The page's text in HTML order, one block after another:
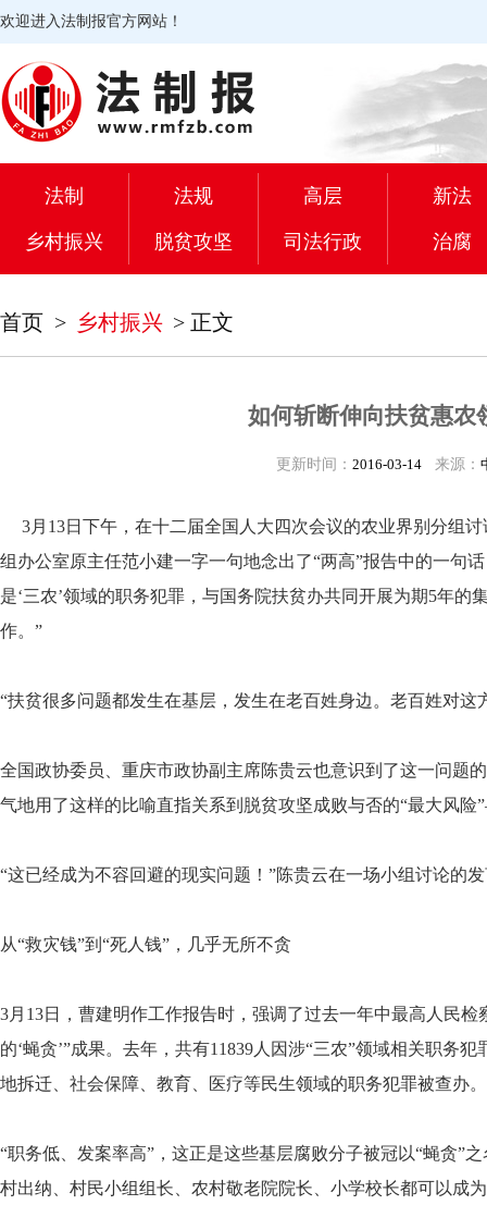
欢迎进入法制报官方网站！
法制 法规 高层 新法
乡村振兴 脱贫攻坚 司法行政 治腐
首页 > 乡村振兴 > 正文
如何斩断伸向扶贫惠农
更新时间： 2016-03-14 来源：
3月13日下午，在十二届全国人大四次会议的农业界别分组
组办公室原主任范小建一字一句地念出了“两高”报告中的一句
是‘三农’领域的职务犯罪，与国务院扶贫办共同开展为期5年
作。”
“扶贫很多问题都发生在基层，发生在老百姓身边。老百姓对
全国政协委员、重庆市政协副主席陈贵云也意识到了这一问题的
气地用了这样的比喻直指关系到脱贫攻坚成败与否的“最大风
“这已经成为不容回避的现实问题！”陈贵云在一场小组讨论的
从“救灾钱”到“死人钱”，几乎无所不贪
3月13日，曹建明作工作报告时，强调了过去一年中最高人民
的‘蝇贪’”成果。去年，共有11839人因涉“三农”领域相关职务
地拆迁、社会保障、教育、医疗等民生领域的职务犯罪被查办。
“职务低、发案率高”，这正是这些基层腐败分子被冠以“蝇贪”
村出纳、村民小组组长、农村敬老院院长、小学校长都可以成